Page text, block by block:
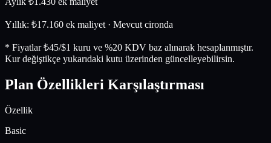
Yıllık: ₺17.160 ek maliyet· Mevcut cironda
* Fiyatlar ₺45/$1 kuru ve %20 KDV baz alınarak hesaplanmıştır.
Kur değiştikçe yukarıdaki kutu üzerinden güncelleyebilirsin.
Plan Özellikleri Karşılaştırması
Özellik
Basic